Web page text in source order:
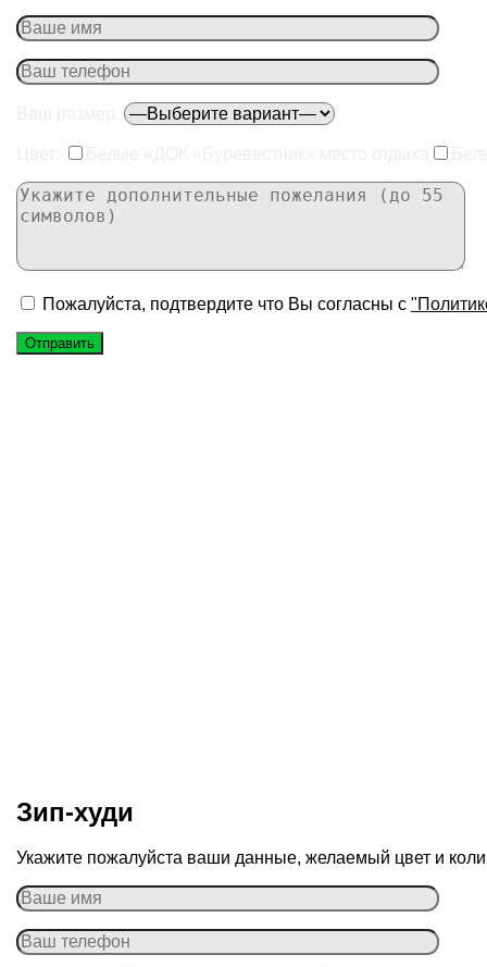
Пожалуйста, подтвердите что Вы согласны с
Зип-худи
Укажите пожалуйста ваши данные, желаемый цвет и